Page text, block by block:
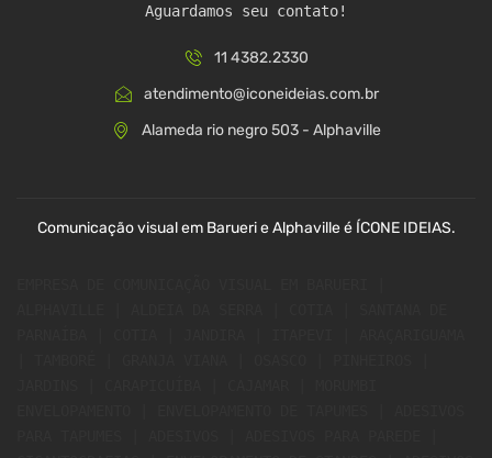
Aguardamos seu contato!
11 4382.2330
atendimento@iconeideias.com.br
Alameda rio negro 503 - Alphaville
Comunicação visual em Barueri e Alphaville é ÍCONE IDEIAS.